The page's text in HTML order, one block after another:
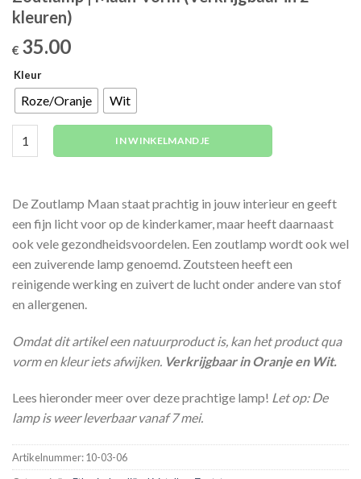
5.00op 5
gebaseerd
klantbeoordeling
kleuren)
€ 35.00
Kleur
Roze/Oranje Wit
IN WINKELMANDJE
De Zoutlamp Maan staat prachtig in jouw interieur en geeft
een fijn licht voor op de kinderkamer, maar heeft daarnaast
ook vele gezondheidsvoordelen. Een zoutlamp wordt ook wel
een zuiverende lamp genoemd. Zoutsteen heeft een
reinigende werking en zuivert de lucht onder andere van stof
en allergenen.
Omdat dit artikel een natuurproduct is, kan het product qua
vorm en kleur iets afwijken. Verkrijgbaar in Oranje en Wit.
Lees hieronder meer over deze prachtige lamp! Let op: De
lamp is weer leverbaar vanaf 7 mei.
Artikelnummer:10-03-06